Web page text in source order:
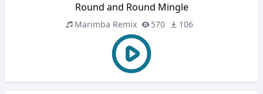
Round and Round Mingle
Marimba Remix 570 106